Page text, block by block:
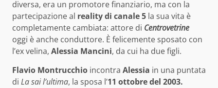
diversa, era un promotore finanziario, ma con la
partecipazione al reality di canale 5 la sua vita è
completamente cambiata: attore di Centrovetrine
oggi è anche conduttore. È felicemente sposato con
l’ex velina, Alessia Mancini, da cui ha due figli.
Flavio Montrucchio incontra Alessia in una puntata
di La sai l’ultima, la sposa l’11 ottobre del 2003.